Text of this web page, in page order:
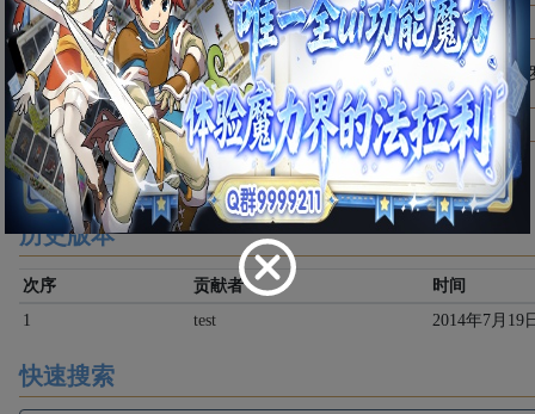
昏睡
0
1级来源
怀旧服：蔓陀罗草设计图A、B、C+Lv.1蔓陀
备注 怀旧服：宝石鼠闪卡月亮奖奖品
历史版本
次序 贡献者
时间
1
test 2014年7月19
快速搜索